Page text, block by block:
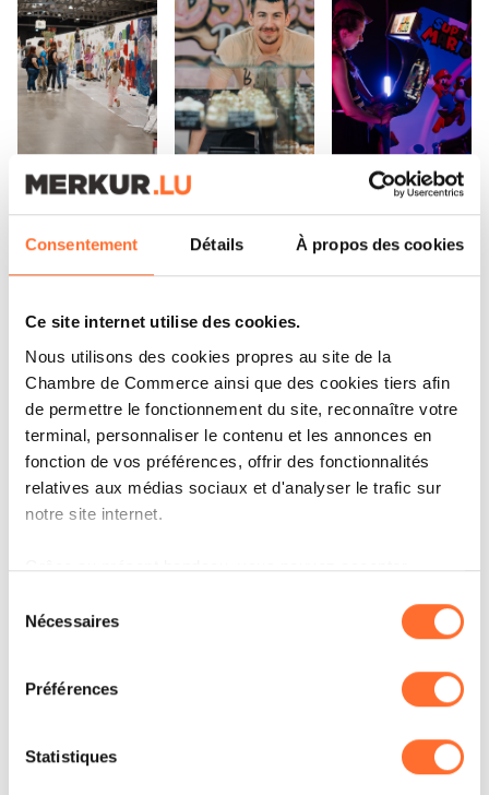
Consentement Détails À propos des cookies
Ce site internet utilise des cookies.
Nous utilisons des cookies propres au site de la
Chambre de Commerce ainsi que des cookies tiers afin
de permettre le fonctionnement du site, reconnaître votre
terminal, personnaliser le contenu et les annonces en
fonction de vos préférences, offrir des fonctionnalités
relatives aux médias sociaux et d'analyser le trafic sur
notre site internet.
Grâce au présent bandeau, vous pouvez accepter,
à l’exception des cookies strictement nécessaires au
fonctionnement du site. Une description des différents
cookies est accessible sous l’onglet « Détails » ci-
dessus.
Il est précisé que la navigation sur le site et certaines
fonctionnalités (ex : lecture de vidéos, partage sur les
Nécessaires
Préférences
Statistiques
Open image in lightboxOpen image in lightboxOpen image in
Open image in lightboxOpen image in lightboxOpen image in
Open image in lightbox Open image in